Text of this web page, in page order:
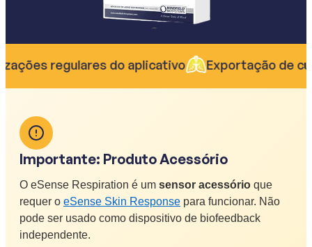
regulares do aplicativo Exportação de
Importante: Produto Acessório
O eSense Respiration é um sensor acessório que
requer o eSense Skin Response para funcionar. Não
pode ser usado como dispositivo de biofeedback
independente.